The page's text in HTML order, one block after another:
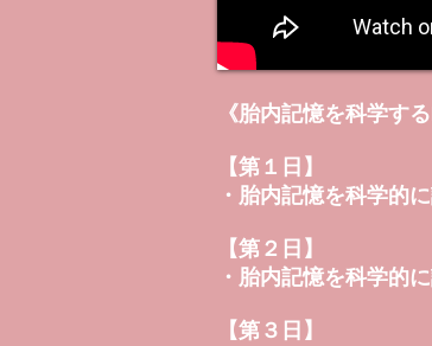
《胎内記憶を科学す
【第１日】
・胎内記憶を科学的
【第２日】
・胎内記憶を科学的
【第３日】